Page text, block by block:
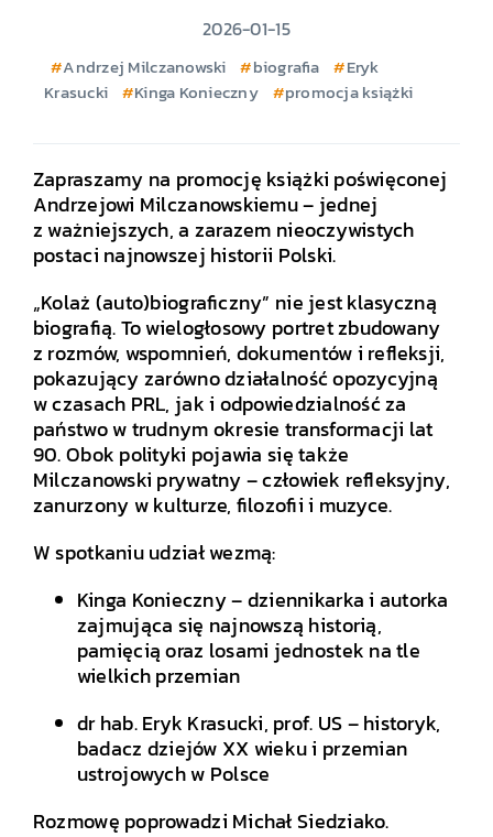
2026-01-15
Andrzej Milczanowski biografia
Eryk
Krasucki
Kinga Konieczny promocja książki
Zapraszamy na promocję książki poświęconej
Andrzejowi Milczanowskiemu – jednej
z ważniejszych, a zarazem nieoczywistych
postaci najnowszej historii Polski.
„Kolaż (auto)biograficzny” nie jest klasyczną
biografią. To wielogłosowy portret zbudowany
z rozmów, wspomnień, dokumentów i refleksji,
pokazujący zarówno działalność opozycyjną
w czasach PRL, jak i odpowiedzialność za
państwo w trudnym okresie transformacji lat
90. Obok polityki pojawia się także
Milczanowski prywatny – człowiek refleksyjny,
zanurzony w kulturze, filozofii i muzyce.
W spotkaniu udział wezmą:
Kinga Konieczny – dziennikarka i autorka
zajmująca się najnowszą historią,
pamięcią oraz losami jednostek na tle
wielkich przemian
dr hab. Eryk Krasucki, prof. US – historyk,
badacz dziejów XX wieku i przemian
ustrojowych w Polsce
Rozmowę poprowadzi Michał Siedziako.